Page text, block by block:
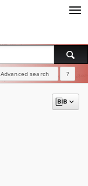
Advanced search ?